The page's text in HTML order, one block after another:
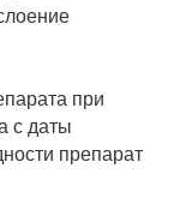
при
с даты
препарат